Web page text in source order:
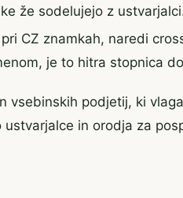
že sodelujejo z
CZ znamkah, naredi
je to hitra stopnica
vsebinskih podjetij, ki
in orodja za